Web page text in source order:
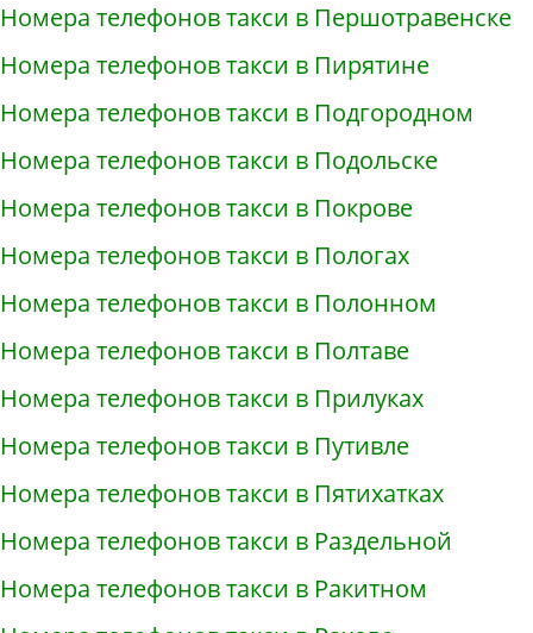
Номера телефонов такси в Першотравенске
Номера телефонов такси в Пирятине
Номера телефонов такси в Подгородном
Номера телефонов такси в Подольске
Номера телефонов такси в Покрове
Номера телефонов такси в Пологах
Номера телефонов такси в Полонном
Номера телефонов такси в Полтаве
Номера телефонов такси в Прилуках
Номера телефонов такси в Путивле
Номера телефонов такси в Пятихатках
Номера телефонов такси в Раздельной
Номера телефонов такси в Ракитном